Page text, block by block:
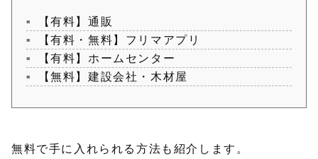
【有料】通販
【有料・無料】フリマアプリ
【有料】ホームセンター
【無料】建設会社・木材屋
無料で手に入れられる方法も紹介します。